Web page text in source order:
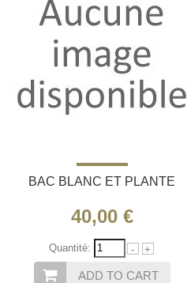
BAC BLANC ET PLANTE
40,00 €
Quantité: - +
ADD TO CART